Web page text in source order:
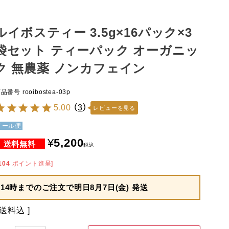
イボスティー 3.5g×16パック×3
セット ティーパック オーガニッ
無農薬 ノンカフェイン
番号 rooibostea-03p
5.00 （3） レビューを見る
ール便
¥5,200税込
ポイント進呈]
14時までのご注文で明日8月7日(金) 発送
料込